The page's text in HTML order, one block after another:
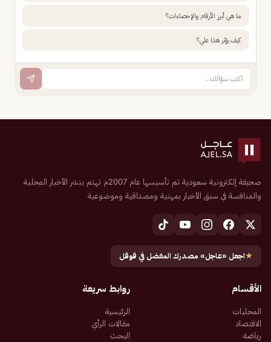
ما هي أبرز الأرقام والإحصاءات؟
كيف يؤثر هذا علي؟
صحيفة إلكترونية سعودية تم تأسيسها عام 2007م تهتم بنشر الأخبار المحلية
والمنافسة في سبق الأخبار بمهنية ومصداقية وموضوعية
★اجعل «عاجل» مصدرك المفضل في قوقل
الأقسام
المحليات
الاقتصاد
رياضة
روابط سريعة
الرئيسية
مقالات الرأي
البحث